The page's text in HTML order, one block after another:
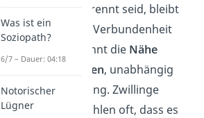
voneinander getrennt seid, bleibt
eure emotionale Verbundenheit
bestehen. Ihr könnt die Nähe
zueinander spüren, unabhängig
von derEntfernung. Zwillinge
beispielsweise fühlen oft, dass es
Was ist ein
Soziopath?
6/7 – Dauer: 04:18
Notorischer
Lügner